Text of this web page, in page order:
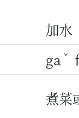
加水
ga ˇ
煮菜